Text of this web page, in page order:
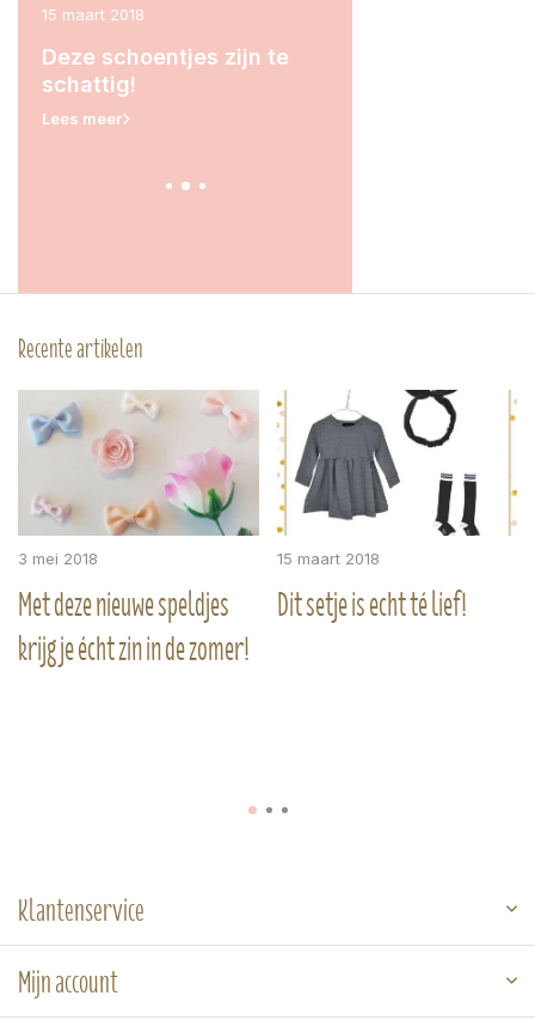
15 maart 2018
Deze schoentjes zijn te
schattig!
Lees meer
Recente artikelen
3 mei 2018
Met deze nieuwe speldjes
krijg je écht zin in de zomer!
15 maart 2018
Dit setje is echt té lief!
Klantenservice
Mijn account